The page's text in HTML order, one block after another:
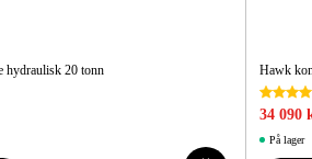
hydraulisk 20 tonn
Hawk
34 090
På lager